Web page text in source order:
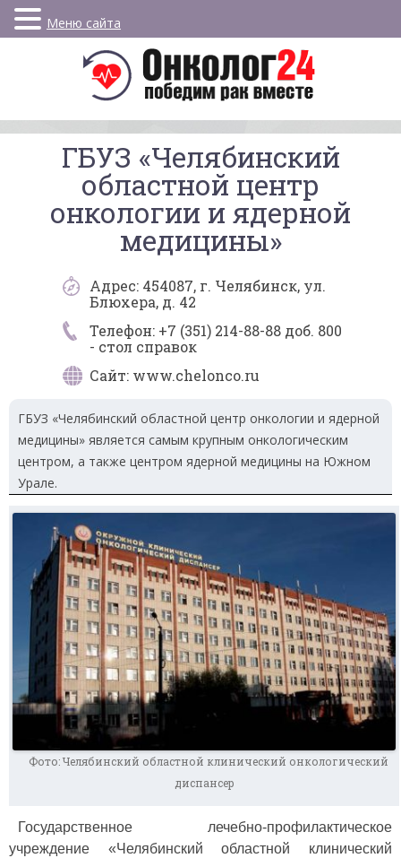
ГБУЗ «Челябинский
областной центр
онкологии и ядерной
медицины»
Адрес: 454087, г. Челябинск, ул.
Блюхера, д. 42
Телефон: +7 (351) 214-88-88 доб. 800
- стол справок
Сайт: www.chelonco.ru
ГБУЗ «Челябинский областной центр онкологии и ядерной
медицины» является самым крупным онкологическим
центром, а также центром ядерной медицины на Южном
Урале.
Фото: Челябинский областной клинический онкологический
диспансер
Государственное лечебно-профилактическое
учреждение «Челябинский областной клинический
Меню сайта